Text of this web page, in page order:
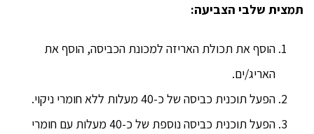
תמצית שלבי הצביעה:
הוסף את תכולת האריזה למכונת הכביסה, הוסף את
האריג/ים.
הפעל תוכנית כביסה של כ-40 מעלות ללא חומרי ניקוי.
הפעל תוכנית כביסה נוספת של כ-40 מעלות עם חומרי